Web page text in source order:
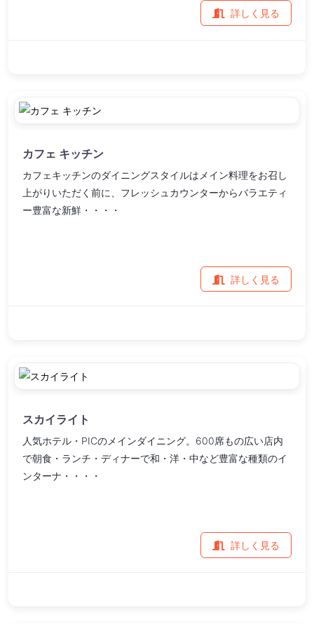
詳しく見る
カフェ キッチン
カフェキッチンのダイニングスタイルはメイン料理をお召し
上がりいただく前に、フレッシュカウンターからバラエティ
ー豊富な新鮮・・・・
詳しく見る
スカイライト
人気ホテル・PICのメインダイニング。600席もの広い店内
で朝食・ランチ・ディナーで和・洋・中など豊富な種類のイ
ンターナ・・・・
詳しく見る